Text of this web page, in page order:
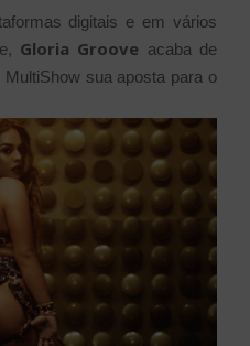
digitais e em vários
Gloria Groove acaba de
sua aposta para o